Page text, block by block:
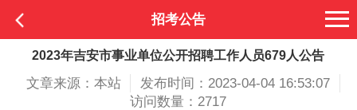
招考公告
2023年吉安市事业单位公开招聘工作人员679人公告
文章来源：本站
发布时间：2023-04-04 16:53:07
访问数量：2717